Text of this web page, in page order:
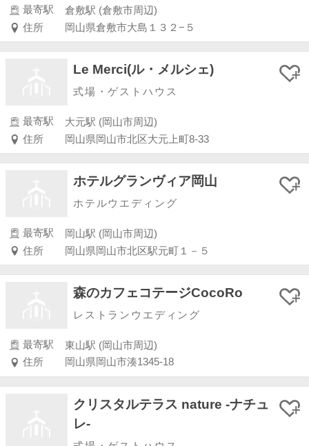
最寄駅
倉敷駅 (倉敷市周辺)
住所
岡山県倉敷市大島１３２−５
Le Merci(ル・メルシェ)
式場・ゲストハウス
最寄駅
大元駅 (岡山市周辺)
住所
岡山県岡山市北区大元上町8-33
ホテルグランヴィア岡山
ホテルウエディング
最寄駅
岡山駅 (岡山市周辺)
住所
岡山県岡山市北区駅元町１－５
森のカフェコテージCocoRo
レストランウエディング
最寄駅
東山駅 (岡山市周辺)
住所
岡山県岡山市湊1345-18
クリスタルテラス nature -ナチュ
レ-